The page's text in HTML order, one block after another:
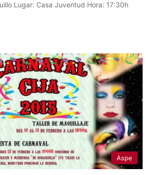
Lugar: Casa Juventud Hora: 17:30h
Aspe